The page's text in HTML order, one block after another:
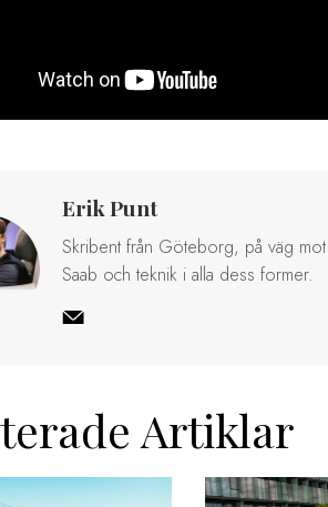
Erik Punt
Skribent från Göteborg, på väg
Saab och teknik i alla dess former.
Artiklar